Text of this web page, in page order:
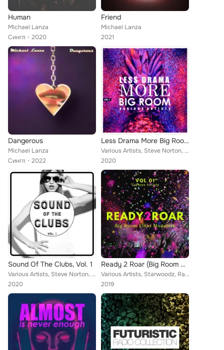
Human
Michael Lanza
Сингл
2020
Friend
Michael Lanza
2021
Dangerous
Michael Lanza
Сингл
2022
Less Drama More Big Room, Vol. 1
Various Artists, Steve Norton, Akadian, Alivø, Starwoodz, Gosh Crash, Nicky Jones, Adaptiv, Sharkhuman, Bobby Rock, Jigante, Dyc...
2020
Sound Of The Clubs, Vol. 1
Various Artists, Steve Norton, Danny Better, Ronnsn, Vol2Cat, Vain Cortes, The Boogeyman, FADI, Freakbreak, Martin Priego, Jay F...
2020
Ready 2 Roar (Big Room Floor Monsters), Vol. 1
Various Artists, Starwoodz, Rafael Diefentaler, The Riberaz, Seedy Jazz, Patrick Hofmann, Eugene Luu, Kid Massive, Backwall, Gil...
2019